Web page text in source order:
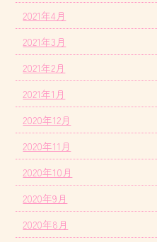
2021年4月
2021年3月
2021年2月
2021年1月
2020年12月
2020年11月
2020年10月
2020年9月
2020年8月